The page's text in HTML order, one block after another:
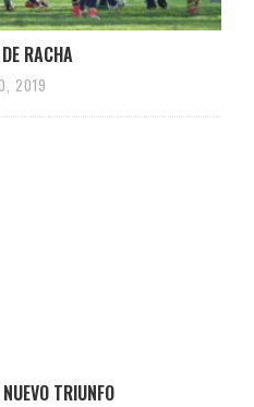
RACHA
2019
TRIUNFO